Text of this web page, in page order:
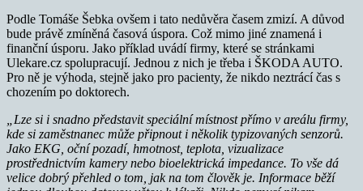
Podle Tomáše Šebka ovšem i tato nedůvěra časem zmizí. A důvod
bude právě zmíněná časová úspora. Což mimo jiné znamená i
finanční úsporu. Jako příklad uvádí firmy, které se stránkami
Ulekare.cz spolupracují. Jednou z nich je třeba i ŠKODA AUTO.
Pro ně je výhoda, stejně jako pro pacienty, že nikdo neztrácí čas s
chozením po doktorech.
„Lze si i snadno představit speciální místnost přímo v areálu firmy,
kde si zaměstnanec může připnout i několik typizovaných senzorů.
Jako EKG, oční pozadí, hmotnost, teplota, vizualizace
prostřednictvím kamery nebo bioelektrická impedance. To vše dá
velice dobrý přehled o tom, jak na tom člověk je. Informace běží